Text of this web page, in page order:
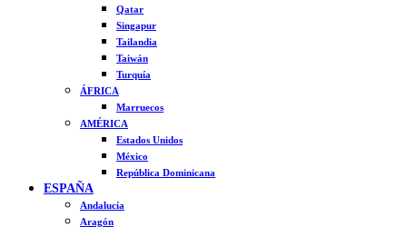
Qatar
Singapur
Tailandia
Taiwán
Turquía
ÁFRICA
Marruecos
AMÉRICA
Estados Unidos
México
República Dominicana
ESPAÑA
Andalucía
Aragón